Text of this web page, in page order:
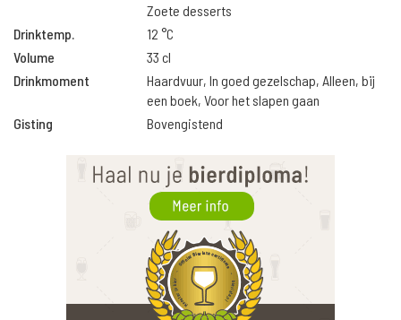
Zoete desserts
Drinktemp.
12 °C
Volume
33 cl
Drinkmoment
Haardvuur, In goed gezelschap, Alleen, bij
een boek, Voor het slapen gaan
Gisting
Bovengistend